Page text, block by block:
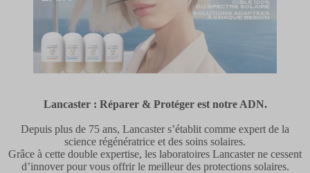
Lancaster : Réparer & Protéger est notre ADN.
Depuis plus de 75 ans, Lancaster s’établit comme expert de la
science régénératrice et des soins solaires.
Grâce à cette double expertise, les laboratoires Lancaster ne cessent
d’innover pour vous offrir le meilleur des protections solaires.